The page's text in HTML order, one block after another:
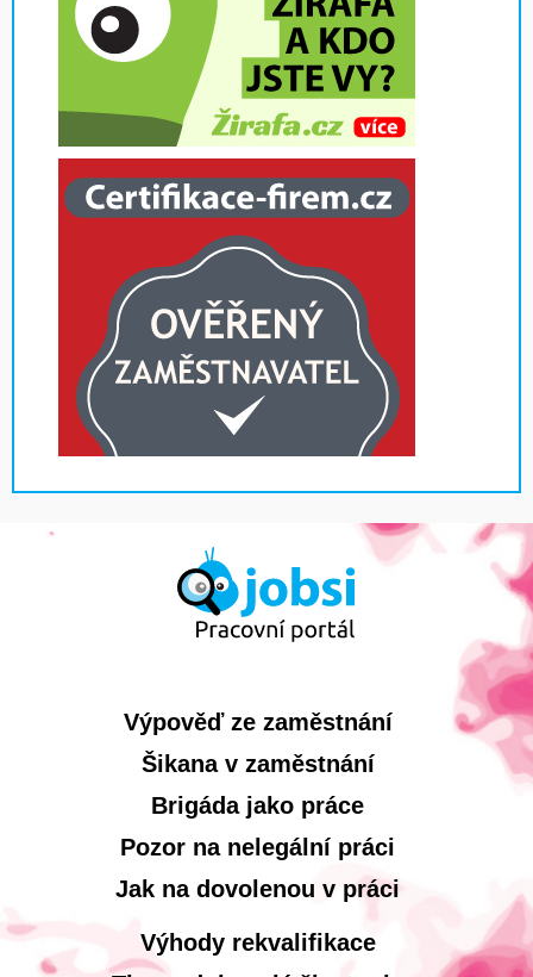
Výpověď ze zaměstnání
Šikana v zaměstnání
Brigáda jako práce
Pozor na nelegální práci
Jak na dovolenou v práci
Výhody rekvalifikace